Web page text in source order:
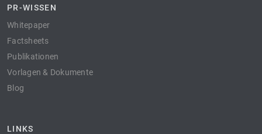
PR-WISSEN
Whitepaper
Factsheets
Publikationen
Vorlagen & Dokumente
Blog
LINKS